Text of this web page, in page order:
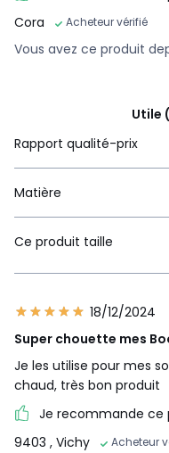
Cora
Acheteur vérifié
Vous avez ce produit
Utile
Rapport qualité-prix
Matière
Ce produit taille
18/12/2024
Super chouette mes
Je les utilise pour mes
chaud, très bon produit
Je recommande ce
9403 , Vichy Acheteur